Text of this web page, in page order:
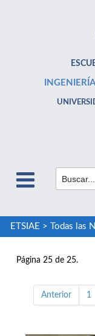
ETSIAE > Todas las
Página 25 de 25.
Anterior 1